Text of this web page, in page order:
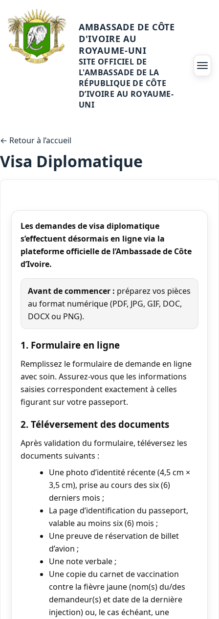
AMBASSADE DE CÔTE
D'IVOIRE AU
ROYAUME-UNI
SITE OFFICIEL DE
L'AMBASSADE DE LA
RÉPUBLIQUE DE CÔTE
D’IVOIRE AU ROYAUME-
UNI
← Retour à l’accueil
Visa Diplomatique
Les demandes de visa diplomatique
s’effectuent désormais en ligne via la
plateforme officielle de l’Ambassade de Côte
d’Ivoire.
Avant de commencer : préparez vos pièces
au format numérique (PDF, JPG, GIF, DOC,
DOCX ou PNG).
1. Formulaire en ligne
Remplissez le formulaire de demande en ligne
avec soin. Assurez-vous que les informations
saisies correspondent exactement à celles
figurant sur votre passeport.
2. Téléversement des documents
Après validation du formulaire, téléversez les
documents suivants :
Une photo d’identité récente (4,5 cm ×
3,5 cm), prise au cours des six (6)
derniers mois ;
La page d’identification du passeport,
valable au moins six (6) mois ;
Une preuve de réservation de billet
d’avion ;
Une note verbale ;
Une copie du carnet de vaccination
contre la fièvre jaune (nom(s) du/des
demandeur(s) et date de la dernière
injection) ou, le cas échéant, une